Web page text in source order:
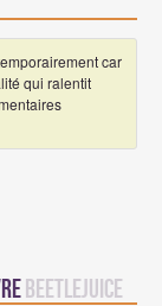
car
qui ralentit
Beetlejuice